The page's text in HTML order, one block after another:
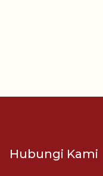
Hubungi Kami